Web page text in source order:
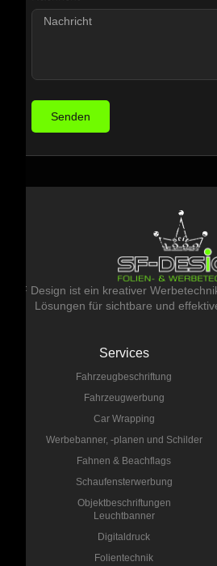
Senden
SF Design ist ein kreativer
Lösungen für sichtbare und
Services
Fahrzeugbeschriftung
Fahrzeugwerbung
Car Wrapping
Werbebanner, -planen und Schilder
Fahnen & Beachflags
Schaufensterwerbung
Objektbeschriftungen
Leuchtbanner
Digitaldruck
Folientechnik